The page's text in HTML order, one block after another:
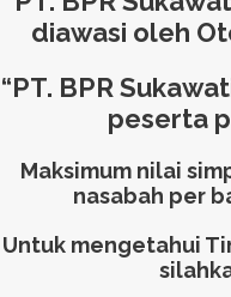
diawasi oleh
“PT. BPR
peserta
Maksimum nilai
nasabah per
Untuk mengetahui